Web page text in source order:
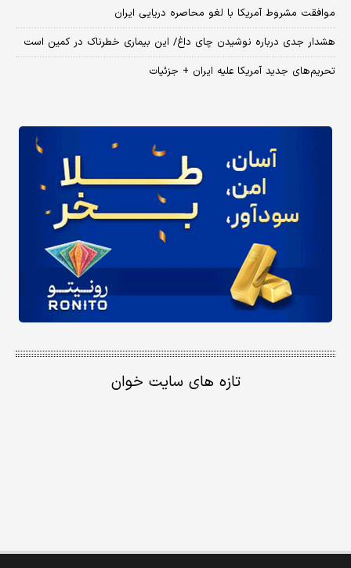
موافقت مشروط آمریکا با لغو محاصره دریایی ایران
هشدار جدی درباره نوشیدن چای داغ/ این بیماری خطرناک در کمین است
تحریم‌های جدید آمریکا علیه ایران + جزئیات
تازه های سایت خوان